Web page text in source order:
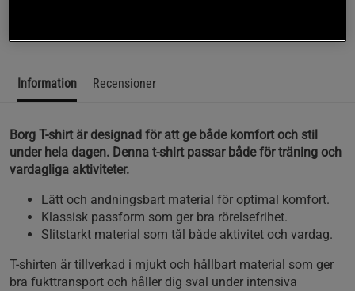
Information Recensioner
Borg T-shirt är designad för att ge både komfort och stil
under hela dagen. Denna t-shirt passar både för träning och
vardagliga aktiviteter.
Lätt och andningsbart material för optimal komfort.
Klassisk passform som ger bra rörelsefrihet.
Slitstarkt material som tål både aktivitet och vardag.
T-shirten är tillverkad i mjukt och hållbart material som ger
bra fukttransport och håller dig sval under intensiva